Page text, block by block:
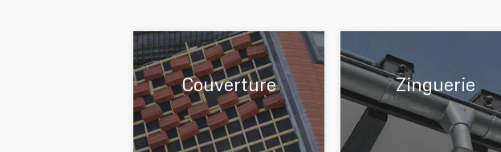
Couverture Zinguerie